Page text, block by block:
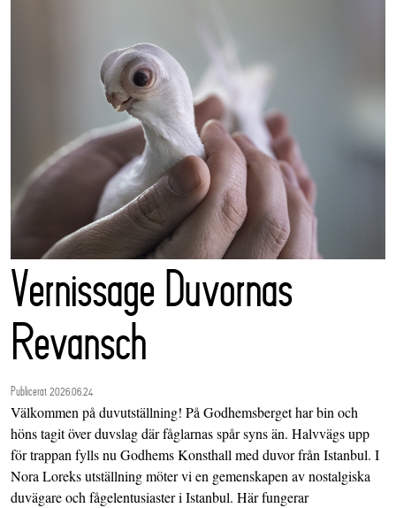
Vernissage Duvornas
Revansch
Publicerat 2026.06.24
Välkommen på duvutställning! På Godhemsberget har bin och
höns tagit över duvslag där fåglarnas spår syns än. Halvvägs upp
för trappan fylls nu Godhems Konsthall med duvor från Istanbul. I
Nora Loreks utställning möter vi en gemenskapen av nostalgiska
duvägare och fågelentusiaster i Istanbul. Här fungerar